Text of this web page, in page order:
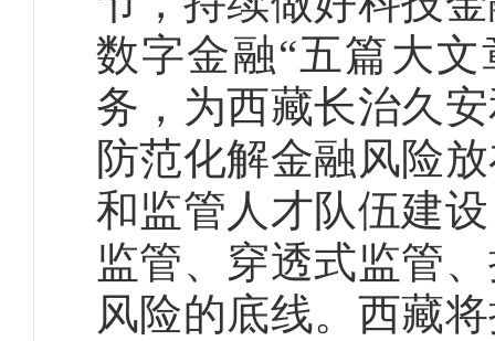
数字金融“五篇大
务，为西藏长治久
防范化解金融风险
和监管人才队伍建
监管、穿透式监管
风险的底线。西藏